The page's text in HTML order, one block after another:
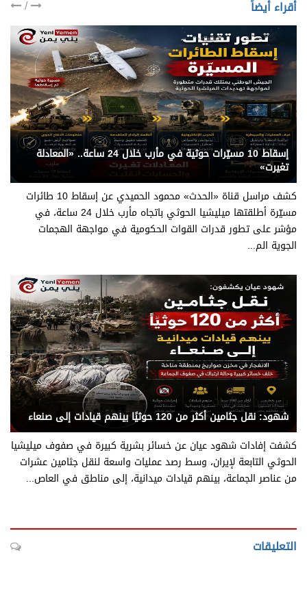
أقراء أيضاً /
يني يمن - قناة الحدث
إسقاط 10 مسيّرات حوثية في مأرب خلال 24 ساعة.. «المعادلة
تغيرت»
كشف مراسل قناة «الحدث» محمود الحميدي عن إسقاط 10 طائرات
مسيّرة أطلقتها ميليشيا الحوثي باتجاه مأرب خلال 24 ساعة، في
مؤشر على تطور قدرات القوات الحكومية في مواجهة الهجمات
الجوية الم...
يني يمن - متابعات
شهود: نقل جثامين أكثر من 120 حوثيًا بينهم قيادات إلى صنعاء
كشفت إفادات شهود عيان عن خسائر بشرية كبيرة في صفوف ميليشيا
الحوثي التابعة لإيران، وسط رصد عمليات واسعة لنقل جثامين عشرات
من عناصر الجماعة، بينهم قيادات ميدانية، إلى مناطق في العاص...
التعليقات